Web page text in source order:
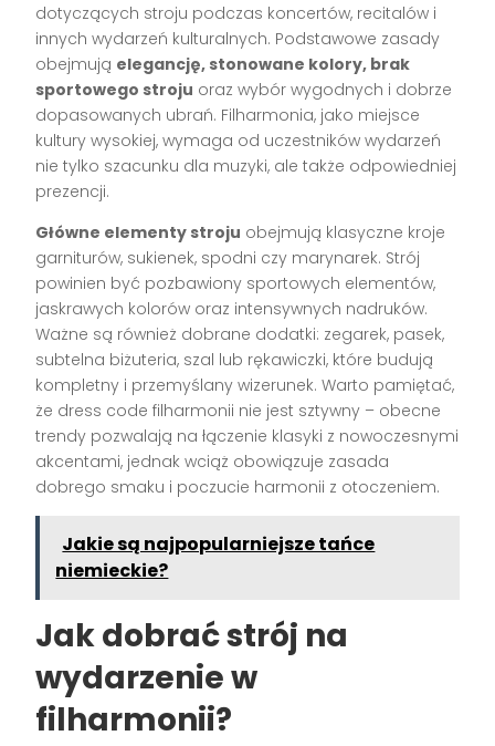
dotyczących stroju podczas koncertów, recitalów i
innych wydarzeń kulturalnych. Podstawowe zasady
obejmują elegancję, stonowane kolory, brak
sportowego stroju oraz wybór wygodnych i dobrze
dopasowanych ubrań. Filharmonia, jako miejsce
kultury wysokiej, wymaga od uczestników wydarzeń
nie tylko szacunku dla muzyki, ale także odpowiedniej
prezencji.
Główne elementy stroju obejmują klasyczne kroje
garniturów, sukienek, spodni czy marynarek. Strój
powinien być pozbawiony sportowych elementów,
jaskrawych kolorów oraz intensywnych nadruków.
Ważne są również dobrane dodatki: zegarek, pasek,
subtelna biżuteria, szal lub rękawiczki, które budują
kompletny i przemyślany wizerunek. Warto pamiętać,
że dress code filharmonii nie jest sztywny – obecne
trendy pozwalają na łączenie klasyki z nowoczesnymi
akcentami, jednak wciąż obowiązuje zasada
dobrego smaku i poczucie harmonii z otoczeniem.
Jakie są najpopularniejsze tańce
niemieckie?
Jak dobrać strój na
wydarzenie w
filharmonii?